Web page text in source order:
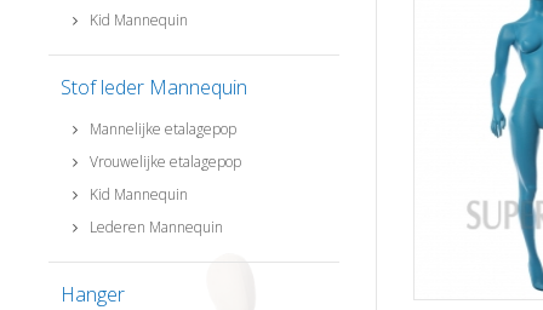
Kid Mannequin
Stof leder Mannequin
Mannelijke etalagepop
Vrouwelijke etalagepop
Kid Mannequin
Lederen Mannequin
Hanger